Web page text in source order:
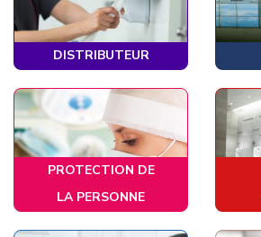
DISTRIBUTEUR
PROTECTION DE
LA PERSONNE